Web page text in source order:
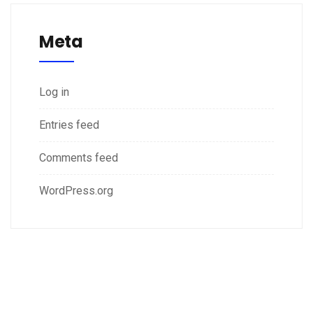
Meta
Log in
Entries feed
Comments feed
WordPress.org